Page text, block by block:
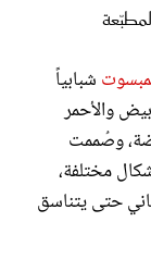
شبابياً
والأحمر
وصُممت
مختلفة،
حتى يتناسق